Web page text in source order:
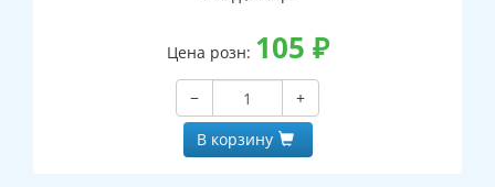
Цена розн: 105 ₽
−
+
В корзину